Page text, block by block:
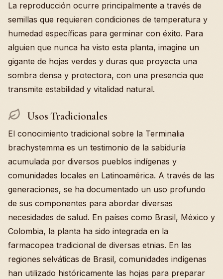
La reproducción ocurre principalmente a través de
semillas que requieren condiciones de temperatura y
humedad específicas para germinar con éxito. Para
alguien que nunca ha visto esta planta, imagine un
gigante de hojas verdes y duras que proyecta una
sombra densa y protectora, con una presencia que
transmite estabilidad y vitalidad natural.
Usos Tradicionales
El conocimiento tradicional sobre la Terminalia
brachystemma es un testimonio de la sabiduría
acumulada por diversos pueblos indígenas y
comunidades locales en Latinoamérica. A través de las
generaciones, se ha documentado un uso profundo
de sus componentes para abordar diversas
necesidades de salud. En países como Brasil, México y
Colombia, la planta ha sido integrada en la
farmacopea tradicional de diversas etnias. En las
regiones selváticas de Brasil, comunidades indígenas
han utilizado históricamente las hojas para preparar